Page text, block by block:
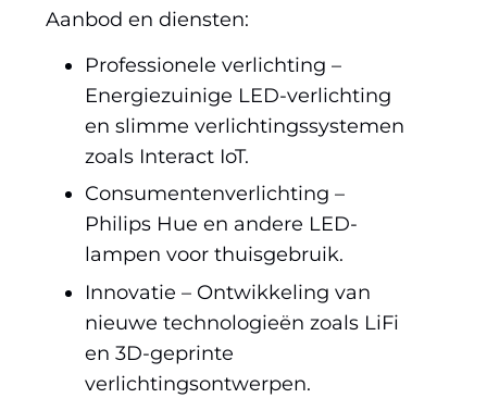
Aanbod en diensten:
Professionele verlichting –
Energiezuinige LED-verlichting
en slimme verlichtingssystemen
zoals Interact IoT.
Consumentenverlichting –
Philips Hue en andere LED-
lampen voor thuisgebruik.
Innovatie – Ontwikkeling van
nieuwe technologieën zoals LiFi
en 3D-geprinte
verlichtingsontwerpen.